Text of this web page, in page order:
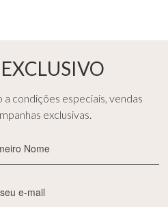
a condições especiais, vendas
exclusivas.
Nome
mail